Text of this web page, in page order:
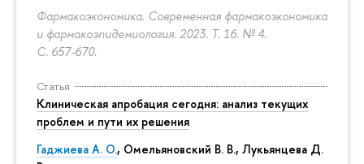
Фармакоэкономика. Современная фармакоэкономика
и фармакоэпидемиология. 2023. Т. 16. № 4.
С. 657-670.
Статья
Клиническая апробация сегодня: анализ текущих
проблем и пути их решения
Гаджиева А. О., Омельяновский В. В., Лукьянцева Д.